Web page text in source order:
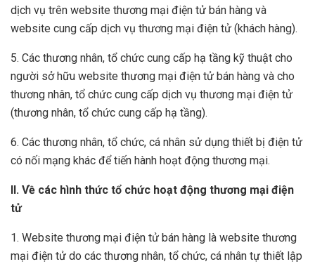
dịch vụ trên website thương mại điện tử bán hàng và
website cung cấp dịch vụ thương mại điện tử (khách hàng).
5. Các thương nhân, tổ chức cung cấp hạ tầng kỹ thuật cho
người sở hữu website thương mại điện tử bán hàng và cho
thương nhân, tổ chức cung cấp dịch vụ thương mại điện tử
(thương nhân, tổ chức cung cấp hạ tầng).
6. Các thương nhân, tổ chức, cá nhân sử dụng thiết bị điện tử
có nối mạng khác để tiến hành hoạt động thương mại.
II. Về các hình thức tổ chức hoạt động thương mại điện
tử
1. Website thương mại điện tử bán hàng là website thương
mại điện tử do các thương nhân, tổ chức, cá nhân tự thiết lập